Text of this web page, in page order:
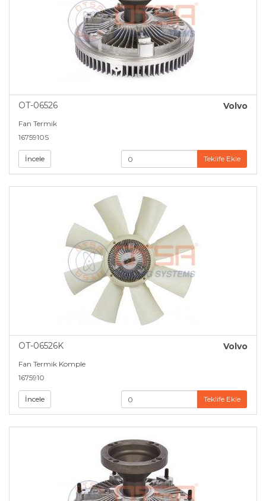
OT-06526 Volvo
Fan Termik
1675910S
İncele Teklife Ekle
OT-06526K Volvo
Fan Termik Komple
1675910
İncele Teklife Ekle